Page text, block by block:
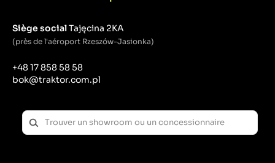
Siège socialTajęcina 2KA
(près de l'aéroport Rzeszów-Jasionka)
+48 17 858 58 58
bok@traktor.com.pl